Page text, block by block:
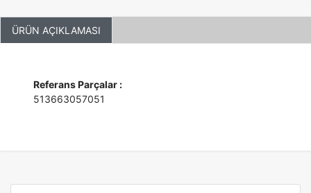
ÜRÜN AÇIKLAMASI
Referans Parçalar :
513663057051